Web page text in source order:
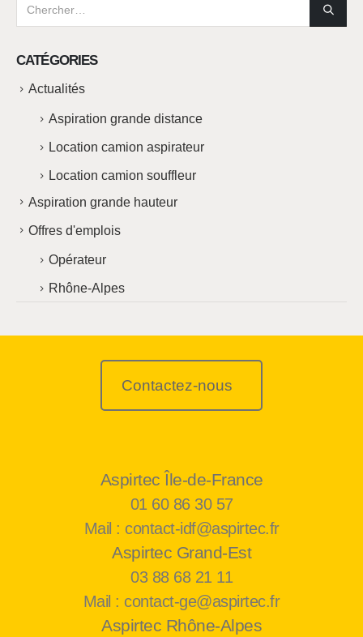
CATÉGORIES
Actualités
Aspiration grande distance
Location camion aspirateur
Location camion souffleur
Aspiration grande hauteur
Offres d'emplois
Opérateur
Rhône-Alpes
Contactez-nous
Aspirtec Île-de-France
01 60 86 30 57
Mail : contact-idf@aspirtec.fr
Aspirtec Grand-Est
03 88 68 21 11
Mail : contact-ge@aspirtec.fr
Aspirtec Rhône-Alpes